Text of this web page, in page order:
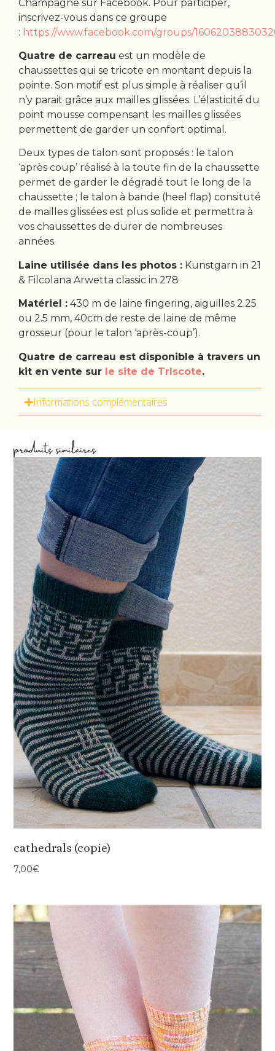
Champagne sur Facebook. Pour participer,
inscrivez-vous dans ce groupe
: https://www.facebook.com/groups/
Quatre de carreau est un modèle de
chaussettes qui se tricote en montant depuis la
pointe. Son motif est plus simple à réaliser qu’il
n’y parait grâce aux mailles glissées. L’élasticité du
point mousse compensant les mailles glissées
permettent de garder un confort optimal.
Deux types de talon sont proposés : le talon
‘après coup’ réalisé à la toute fin de la chaussette
permet de garder le dégradé tout le long de la
chaussette ; le talon à bande (heel flap) consituté
de mailles glissées est plus solide et permettra à
vos chaussettes de durer de nombreuses
années.
Laine utilisée dans les photos : Kunstgarn in 21
& Filcolana Arwetta classic in 278
Matériel : 430 m de laine fingering, aiguilles 2.25
ou 2.5 mm, 40cm de reste de laine de même
grosseur (pour le talon ‘après-coup’).
Quatre de carreau est disponible à travers un
kit en vente sur le site de TrIscote.
Informations complémentaires
produits similaires
cathedrals (copie)
7,00€